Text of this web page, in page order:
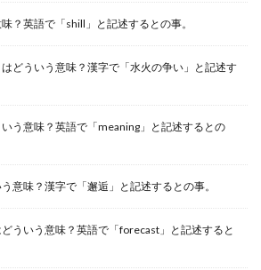
？英語で「shill」と記述するとの事。
はどういう意味？漢字で「水火の争い」と記述す
いう意味？英語で「meaning」と記述するとの
意味？漢字で「邂逅」と記述するとの事。
どういう意味？英語で「forecast」と記述すると